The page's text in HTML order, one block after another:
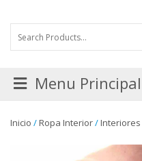
Menu Principal
Inicio /Ropa Interior/Interiores